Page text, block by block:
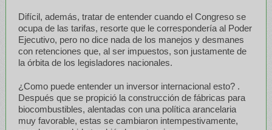
Difícil, además, tratar de entender cuando el Congreso se
ocupa de las tarifas, resorte que le correspondería al Poder
Ejecutivo, pero no dice nada de los manejos y desmanes
con retenciones que, al ser impuestos, son justamente de
la órbita de los legisladores nacionales.
¿Como puede entender un inversor internacional esto? .
Después que se propició la construcción de fábricas para
biocombustibles, alentadas con una política arancelaria
muy favorable, estas se cambiaron intempestivamente,